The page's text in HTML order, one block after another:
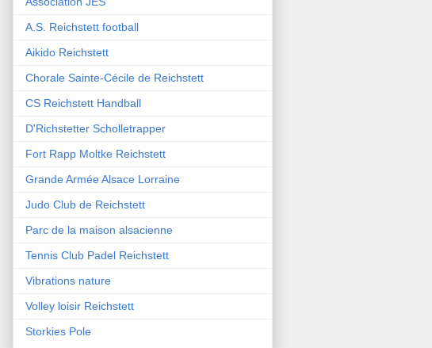
A.S. Reichstett football
Aikido Reichstett
Chorale Sainte-Cécile de Reichstett
CS Reichstett Handball
D'Richstetter Scholletrapper
Fort Rapp Moltke Reichstett
Grande Armée Alsace Lorraine
Judo Club de Reichstett
Parc de la maison alsacienne
Tennis Club Padel Reichstett
Vibrations nature
Volley loisir Reichstett
Storkies Pole